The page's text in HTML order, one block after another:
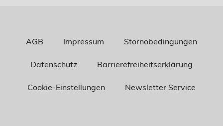
AGB Impressum Stornobedingungen
Datenschutz Barrierefreiheitserklärung
Cookie-Einstellungen Newsletter Service